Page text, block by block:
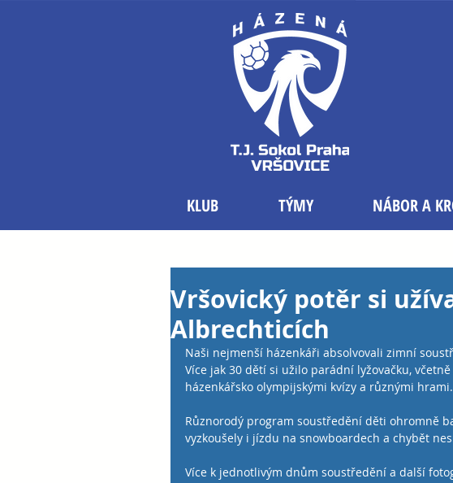
KLUB TÝMY NÁBOR A
Vršovický potěr si
Albrechticích
Naši nejmenší házenkáři absolvovali zimní
Více jak 30 dětí si užilo parádní lyžovačku,
házenkářsko olympijskými kvízy a různými hrami.
Různorodý program soustředění děti ohromně
vyzkoušely i jízdu na snowboardech a chybět
Více k jednotlivým dnům soustředění a další